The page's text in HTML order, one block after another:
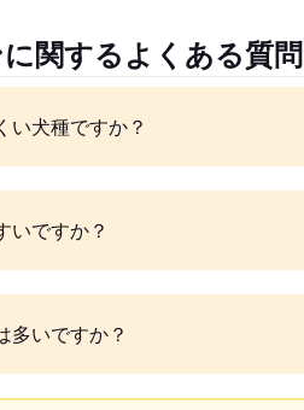
に関するよくある質問
い犬種ですか？
いですか？
多いですか？